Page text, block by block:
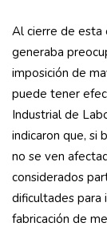
Al cierre de esta
generaba
imposición de
puede tener
Industrial de
indicaron que, si
no se ven
considerados
dificultades para
fabricación de